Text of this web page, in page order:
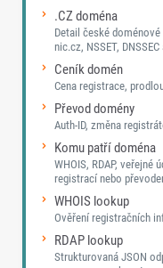
.CZ doména
Detail české
nic.cz, NSSET,
Ceník domén
Cena registrace,
Převod domény
Auth-ID, změna
Komu patří doména
WHOIS, RDAP, veřejné
registrací nebo
WHOIS lookup
Ověření registračních
RDAP lookup
Strukturovaná JSON